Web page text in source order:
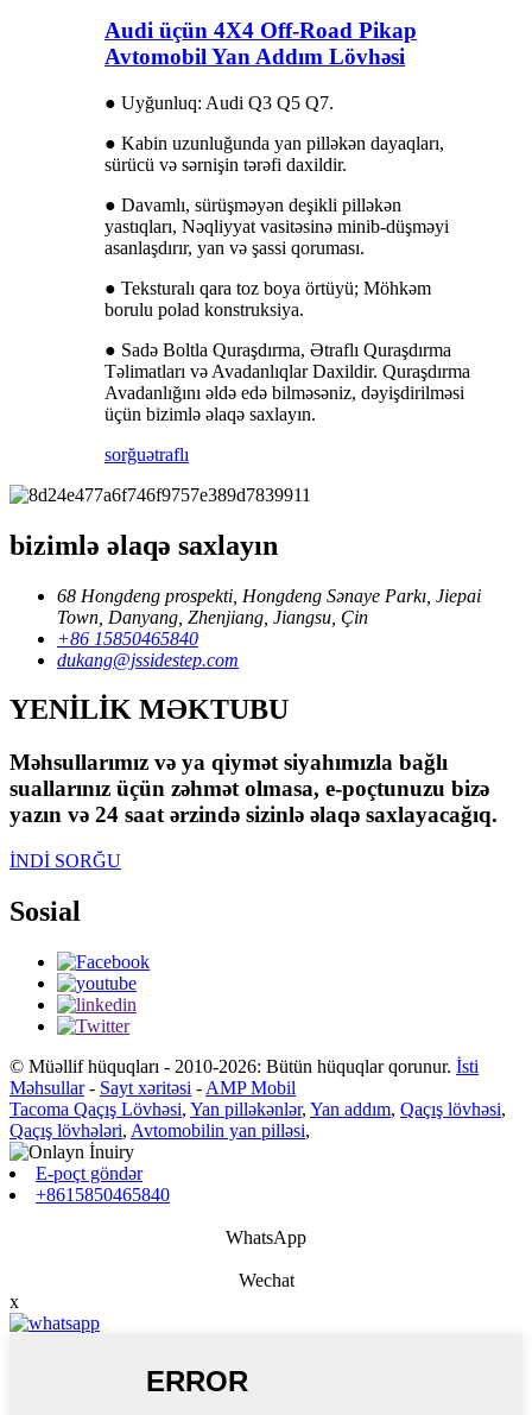
Audi üçün 4X4 Off-Road Pikap
Avtomobil Yan Addım Lövhəsi
● Uyğunluq: Audi Q3 Q5 Q7.
● Kabin uzunluğunda yan pilləkən dayaqları,
sürücü və sərnişin tərəfi daxildir.
● Davamlı, sürüşməyən deşikli pilləkən
yastıqları, Nəqliyyat vasitəsinə minib-düşməyi
asanlaşdırır, yan və şassi qoruması.
● Teksturalı qara toz boya örtüyü; Möhkəm
borulu polad konstruksiya.
● Sadə Boltla Quraşdırma, Ətraflı Quraşdırma
Təlimatları və Avadanlıqlar Daxildir. Quraşdırma
Avadanlığını əldə edə bilməsəniz, dəyişdirilməsi
üçün bizimlə əlaqə saxlayın.
sorğuətraflı
bizimlə əlaqə saxlayın
68 Hongdeng prospekti, Hongdeng Sənaye Parkı, Jiepai
Town, Danyang, Zhenjiang, Jiangsu, Çin
+86 15850465840
dukang@jssidestep.com
YENİLİK MƏKTUBU
Məhsullarımız və ya qiymət siyahımızla bağlı
suallarınız üçün zəhmət olmasa, e-poçtunuzu bizə
yazın və 24 saat ərzində sizinlə əlaqə saxlayacağıq.
İNDİ SORĞU
Sosial
© Müəllif hüquqları - 2010-2026: Bütün hüquqlar qorunur. İsti
Məhsullar- Sayt xəritəsi - AMP Mobil
Tacoma Qaçış Lövhəsi, Yan pilləkənlər, Yan addım, Qaçış lövhəsi,
Qaçış lövhələri, Avtomobilin yan pilləsi,
E-poçt göndər
+8615850465840
WhatsApp
Wechat
x